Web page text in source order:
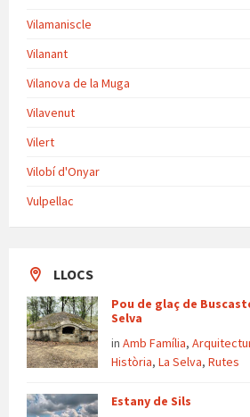
Vilamaniscle
Vilanant
Vilanova de la Muga
Vilavenut
Vilert
Vilobí d'Onyar
Vulpellac
LLOCS
Pou de glaç de
Selva
in Amb Família,
Història, La Selva, Rutes
Estany de Sils